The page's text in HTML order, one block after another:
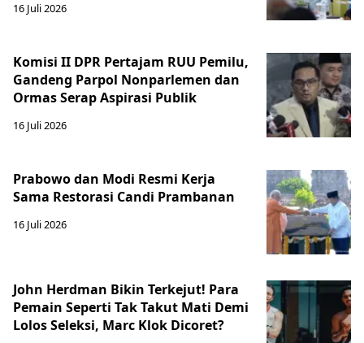
16 Juli 2026
Komisi II DPR Pertajam RUU Pemilu,
Gandeng Parpol Nonparlemen dan
Ormas Serap Aspirasi Publik
16 Juli 2026
Prabowo dan Modi Resmi Kerja
Sama Restorasi Candi Prambanan
16 Juli 2026
John Herdman Bikin Terkejut! Para
Pemain Seperti Tak Takut Mati Demi
Lolos Seleksi, Marc Klok Dicoret?